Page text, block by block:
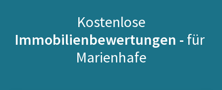
Kostenlose
Immobilienbewertungen - für
Marienhafe